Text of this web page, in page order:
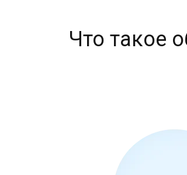
Что такое